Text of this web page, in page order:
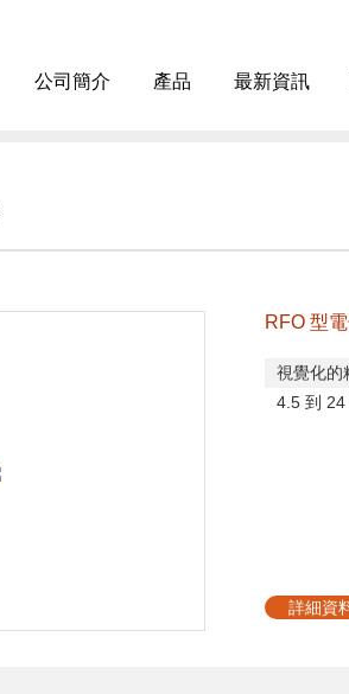
公司簡介 產品 最新資訊
RFO 型
視覺化的
4.5 到 24
詳細資